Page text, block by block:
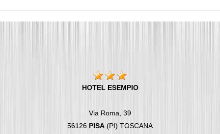
HOTEL ESEMPIO
Via Roma, 39
56126 PISA (PI) TOSCANA